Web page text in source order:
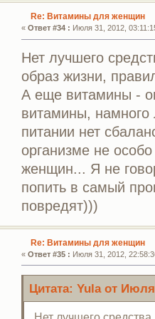
Re: Витамины для женщин
«Ответ #34 : Июля 31, 2012,
Нет лучшего
образ жизни,
А еще витамины -
витамины,
питании нет
организме не
женщин... Я не
попить в самый
повредят)))
Re: Витамины для женщин
«Ответ #35 : Июля 31, 2012,
Цитата: Yula от